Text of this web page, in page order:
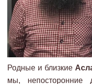
Родные и близкие
мы, непосторонние